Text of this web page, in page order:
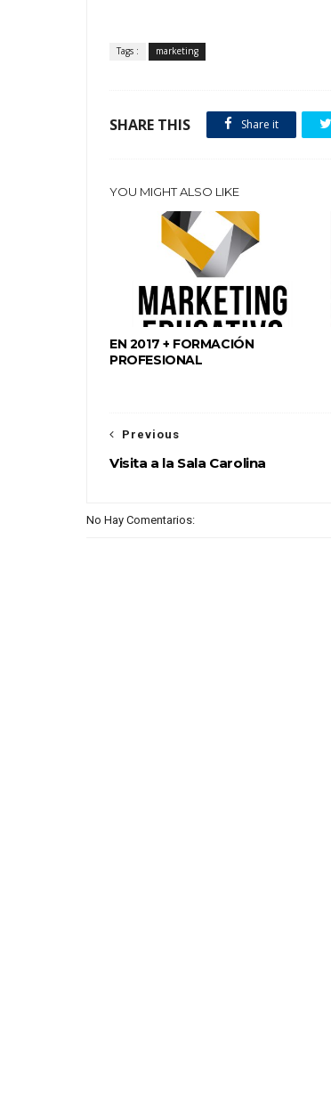
Tags : marketing
SHARE THIS Share it
YOU MIGHT ALSO LIKE
EN 2017 + FORMACIÓN
PROFESIONAL
Previous
Visita a la Sala Carolina
No Hay Comentarios: